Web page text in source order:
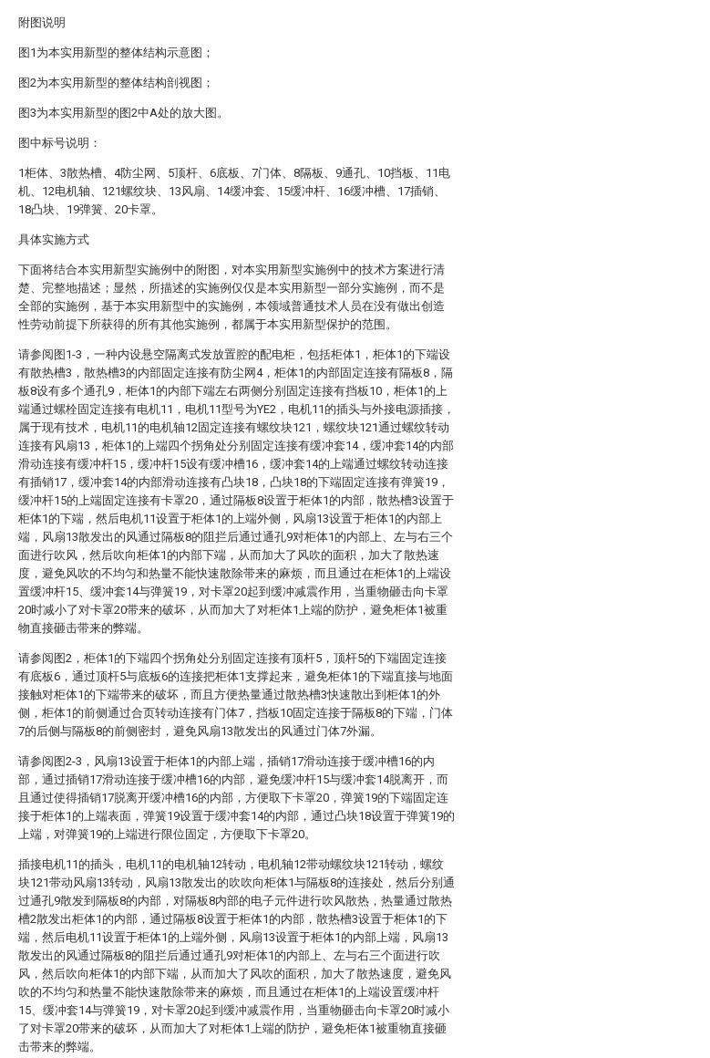
附图说明
图1为本实用新型的整体结构示意图；
图2为本实用新型的整体结构剖视图；
图3为本实用新型的图2中A处的放大图。
图中标号说明：
1柜体、3散热槽、4防尘网、5顶杆、6底板、7门体、8隔板、9通孔、10挡板、11电
机、12电机轴、121螺纹块、13风扇、14缓冲套、15缓冲杆、16缓冲槽、17插销、
18凸块、19弹簧、20卡罩。
具体实施方式
下面将结合本实用新型实施例中的附图，对本实用新型实施例中的技术方案进行清
楚、完整地描述；显然，所描述的实施例仅仅是本实用新型一部分实施例，而不是
全部的实施例，基于本实用新型中的实施例，本领域普通技术人员在没有做出创造
性劳动前提下所获得的所有其他实施例，都属于本实用新型保护的范围。
请参阅图1-3，一种内设悬空隔离式发放置腔的配电柜，包括柜体1，柜体1的下端设
有散热槽3，散热槽3的内部固定连接有防尘网4，柜体1的内部固定连接有隔板8，隔
板8设有多个通孔9，柜体1的内部下端左右两侧分别固定连接有挡板10，柜体1的上
端通过螺栓固定连接有电机11，电机11型号为YE2，电机11的插头与外接电源插接，
属于现有技术，电机11的电机轴12固定连接有螺纹块121，螺纹块121通过螺纹转动
连接有风扇13，柜体1的上端四个拐角处分别固定连接有缓冲套14，缓冲套14的内部
滑动连接有缓冲杆15，缓冲杆15设有缓冲槽16，缓冲套14的上端通过螺纹转动连接
有插销17，缓冲套14的内部滑动连接有凸块18，凸块18的下端固定连接有弹簧19，
缓冲杆15的上端固定连接有卡罩20，通过隔板8设置于柜体1的内部，散热槽3设置于
柜体1的下端，然后电机11设置于柜体1的上端外侧，风扇13设置于柜体1的内部上
端，风扇13散发出的风通过隔板8的阻拦后通过通孔9对柜体1的内部上、左与右三个
面进行吹风，然后吹向柜体1的内部下端，从而加大了风吹的面积，加大了散热速
度，避免风吹的不均匀和热量不能快速散除带来的麻烦，而且通过在柜体1的上端设
置缓冲杆15、缓冲套14与弹簧19，对卡罩20起到缓冲减震作用，当重物砸击向卡罩
20时减小了对卡罩20带来的破坏，从而加大了对柜体1上端的防护，避免柜体1被重
物直接砸击带来的弊端。
请参阅图2，柜体1的下端四个拐角处分别固定连接有顶杆5，顶杆5的下端固定连接
有底板6，通过顶杆5与底板6的连接把柜体1支撑起来，避免柜体1的下端直接与地面
接触对柜体1的下端带来的破坏，而且方便热量通过散热槽3快速散出到柜体1的外
侧，柜体1的前侧通过合页转动连接有门体7，挡板10固定连接于隔板8的下端，门体
7的后侧与隔板8的前侧密封，避免风扇13散发出的风通过门体7外漏。
请参阅图2-3，风扇13设置于柜体1的内部上端，插销17滑动连接于缓冲槽16的内
部，通过插销17滑动连接于缓冲槽16的内部，避免缓冲杆15与缓冲套14脱离开，而
且通过使得插销17脱离开缓冲槽16的内部，方便取下卡罩20，弹簧19的下端固定连
接于柜体1的上端表面，弹簧19设置于缓冲套14的内部，通过凸块18设置于弹簧19的
上端，对弹簧19的上端进行限位固定，方便取下卡罩20。
插接电机11的插头，电机11的电机轴12转动，电机轴12带动螺纹块121转动，螺纹
块121带动风扇13转动，风扇13散发出的吹吹向柜体1与隔板8的连接处，然后分别通
过通孔9散发到隔板8的内部，对隔板8内部的电子元件进行吹风散热，热量通过散热
槽2散发出柜体1的内部，通过隔板8设置于柜体1的内部，散热槽3设置于柜体1的下
端，然后电机11设置于柜体1的上端外侧，风扇13设置于柜体1的内部上端，风扇13
散发出的风通过隔板8的阻拦后通过通孔9对柜体1的内部上、左与右三个面进行吹
风，然后吹向柜体1的内部下端，从而加大了风吹的面积，加大了散热速度，避免风
吹的不均匀和热量不能快速散除带来的麻烦，而且通过在柜体1的上端设置缓冲杆
15、缓冲套14与弹簧19，对卡罩20起到缓冲减震作用，当重物砸击向卡罩20时减小
了对卡罩20带来的破坏，从而加大了对柜体1上端的防护，避免柜体1被重物直接砸
击带来的弊端。